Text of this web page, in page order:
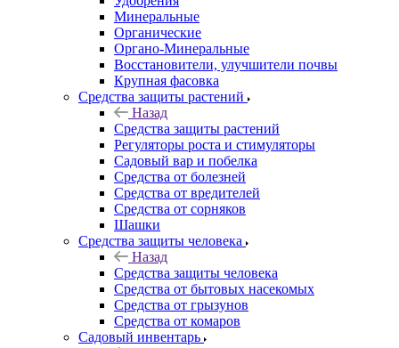
Минеральные
Органические
Органо-Минеральные
Восстановители, улучшители почвы
Крупная фасовка
Средства защиты растений
Назад
Средства защиты растений
Регуляторы роста и стимуляторы
Садовый вар и побелка
Средства от болезней
Средства от вредителей
Средства от сорняков
Шашки
Средства защиты человека
Назад
Средства защиты человека
Средства от бытовых насекомых
Средства от грызунов
Средства от комаров
Садовый инвентарь